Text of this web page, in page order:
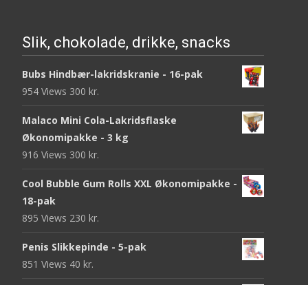
Slik, chokolade, drikke, snacks
Bubs Hindbær-lakridskranie - 16-pak
954 Views 300 kr.
Malaco Mini Cola-Lakridsflaske
Økonomipakke - 3 kg
916 Views 300 kr.
Cool Bubble Gum Rolls XXL Økonomipakke -
18-pak
895 Views 230 kr.
Penis Slikkepinde - 5-pak
851 Views 40 kr.